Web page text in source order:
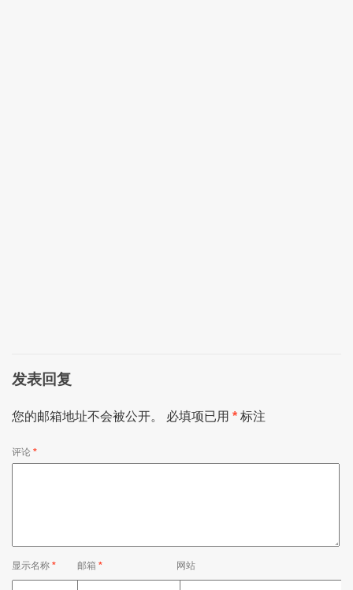
发表回复
您的邮箱地址不会被公开。 必填项已用 *标注
评论 *
显示名称 * 网站
邮箱*